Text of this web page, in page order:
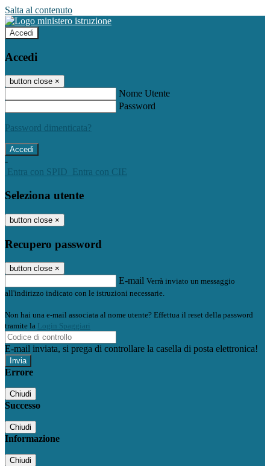
Salta al contenuto
Accedi
Accedi
button close ×
Nome Utente
Password
Password dimenticata?
-
Entra con SPID
Entra con CIE
Seleziona utente
button close ×
Recupero password
button close ×
E-mail Verrà inviato un messaggio
all'indirizzo indicato con le istruzioni necessarie.
Non hai una e-mail associata al nome utente? Effettua il reset della password
tramite la Login Spaggiari
E-mail inviata, si prega di controllare la casella di posta elettronica!
Errore
Chiudi
Successo
Chiudi
Informazione
Chiudi